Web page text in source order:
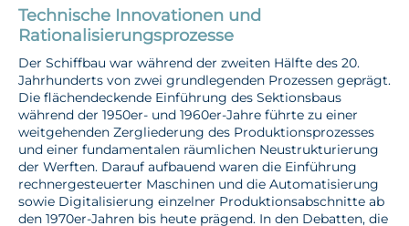
Technische Innovationen und
Rationalisierungsprozesse
Der Schiffbau war während der zweiten Hälfte des 20.
Jahrhunderts von zwei grundlegenden Prozessen geprägt.
Die flächendeckende Einführung des Sektionsbaus
während der 1950er- und 1960er-Jahre führte zu einer
weitgehenden Zergliederung des Produktionsprozesses
und einer fundamentalen räumlichen Neustrukturierung
der Werften. Darauf aufbauend waren die Einführung
rechnergesteuerter Maschinen und die Automatisierung
sowie Digitalisierung einzelner Produktionsabschnitte ab
den 1970er-Jahren bis heute prägend. In den Debatten, die